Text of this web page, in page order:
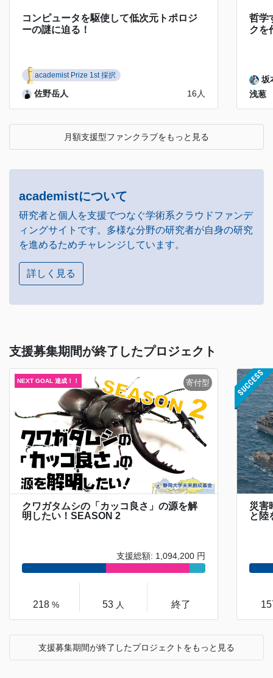
コンピュータを駆使して低次元トポロジ
ーの謎に迫る！
academist Prize 1st 採択
佐野岳人 16人
哲学
クを
坂
浅葱
月額支援型ファンクラブをもっと見る
academistについて
研究者と個人を支援でつなぐ学術系クラウドファンデ
ィングサイトです。多様な分野の研究者が自身の研究
を進めるためチャレンジしています。
詳しく見る
支援募集期間が終了したプロジェクト
クワガタムシの「カッコ良さ」の源を解
明したい！SEASON 2
支援総額: 1,094,200 円
218% 53 人 終了
災害
と陸
支援募集期間が終了したプロジェクトをもっと見る